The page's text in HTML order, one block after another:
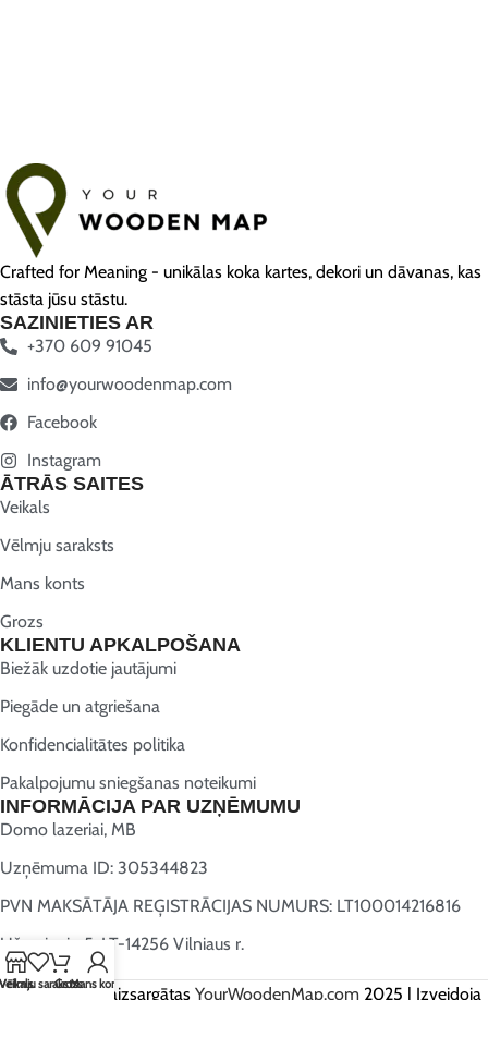
Crafted for Meaning - unikālas koka kartes, dekori un dāvanas, kas
stāsta jūsu stāstu.
SAZINIETIES AR
+370 609 91045
info@yourwoodenmap.com
Facebook
Instagram
ĀTRĀS SAITES
Veikals
Vēlmju saraksts
Mans konts
Grozs
KLIENTU APKALPOŠANA
Biežāk uzdotie jautājumi
Piegāde un atgriešana
Konfidencialitātes politika
Pakalpojumu sniegšanas noteikumi
INFORMĀCIJA PAR UZŅĒMUMU
Domo lazeriai, MB
Uzņēmuma ID: 305344823
PVN MAKSĀTĀJA REĢISTRĀCIJAS NUMURS: LT100014216816
Užugriovio 5, LT-14256 Vilniaus r.
Visas tiesības aizsargātas YourWoodenMap.com 2025 | Izveidoja
Veikalssaraksts
GrozsMans konts